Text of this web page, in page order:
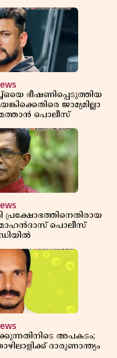
ഭീഷണിപ്പെടുത്തിയ
ജാമ്യമില്ലാ
പൊലീസ്
പ്രക്ഷോഭത്തിനെതിരായ
മോഹൻദാസ് പൊലീസ്
അപകടം;
ദാരുണാന്ത്യം